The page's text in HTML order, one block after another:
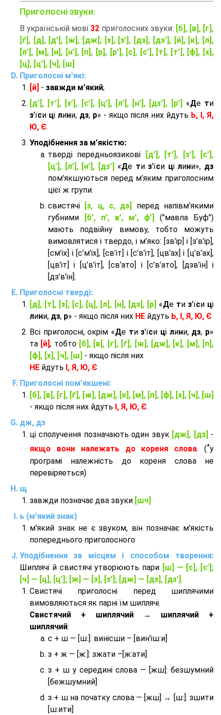
Приголосні звуки:
В українській мові 32 приголосних звуки: [б], [в], [г],
[ґ], [д], [д’], [ж], [дж], [з], [з’], [дз], [дз’], [й], [к], [л],
[л’], [м], [н], [н’], [п], [р], [р’], [с], [с’], [т], [т’], [ф], [х],
[ц], [ц’], [ч], [ш]
Приголосні м'які:
[й] - завжди м'який;
[д’], [т’], [з’], [с’], [ц’], [л’], [н’], [дз’], [р’]
«Де ти
з'їси ці лини, дз, р» - якщо після них йдуть Ь, І, Я,
Ю, Є.
Уподібнення за м’якістю:
тверді передньоязикові
[д’], [т’], [з’], [с’],
[ц’], [л’], [н’], [дз’] «Де тиз'їси цілини», дз
пом'якшуються перед м’яким приголосним
цієї ж групи.
cвистячі
[з, ц, с, дз]
перед напівм’якими
губними
[б’, п’, в’, м’, ф’]
("мавпа Буф")
мають подвійну вимову, тобто можуть
вимовлятися і твердо, і м’яко: [зв’ір] і [з’в’ір],
[см’іх] і [с’м’іх], [св’іт] і [с’в’іт], [цв’ах] і [ц’в’ах],
[цв’іт] і [ц’в’іт], [св’ато] і [с’в’ато], [дзв’iн] і
[дз’в’iн].
Приголосні тверді:
[д], [т], [з], [с], [ц], [л], [н], [дз], [р] «Де ти з'їси ці
лини, дз, р» - якщо після них НЕ йдуть Ь, І, Я, Ю, Є
Всі приголосні, окрім «Де тиз'їси ці лини, дз, р»
та [й], тобто [б], [в], [г], [ґ], [ж], [дж], [к], [м], [п],
[ф], [х], [ч], [ш] - якщо після них
НЕ йдуть І, Я, Ю, Є
Приголосні пом'якшені:
[б], [в], [г], [ґ], [ж], [дж], [к], [м], [п], [ф], [х], [ч], [ш]
- якщо після них йдуть І, Я, Ю, Є.
дж, дз
ці сполучення позначають один звук [дж], [дз] -
якщо вони належать до кореня слова. (*у
програмі належність до кореня слова не
перевіряеться)
щ
завжди позначає два звуки [шч]
ь (м'який знак)
м'який знак не є звуком, він позначає м'якість
попереднього приголосного
Уподібнення за місцем і способом творення:
Шиплячі й свистячі утворюють пари [ш] — [c], [с’];
[ч] — [ц], [ц’]; [ж] — [з], [з’]; [дж] — [дз], [дз’] .
Свистячі приголосні перед шиплячими
вимовляються як парні їм шиплячі.
Cвистячий + шиплячий → шиплячий +
шиплячий:
с + ш — [ш:]: винісши – [вин’іш:и]
з + ж — [ж:]: зжати –[ж:ати]
з + ш у середині слова — [жш]: безшумний
[бежшумний]
з + ш на початку слова — [жш] → [ш:]: зшити
[ш:ити]